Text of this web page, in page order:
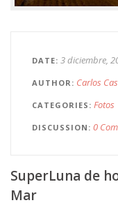
DATE 3 diciembre,
AUTHOR Carlos
CATEGORIES Fotos
DISCUSSION 0
SuperLuna de
Mar